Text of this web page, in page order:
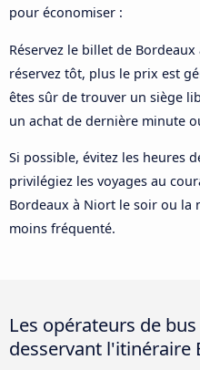
pour économiser :
Réservez le billet de
réservez tôt, plus le prix est
êtes sûr de trouver un siège
un achat de dernière minute
Si possible, évitez les heures
privilégiez les voyages au
Bordeaux à Niort le soir ou la
moins fréquenté.
Les opérateurs de
desservant l'itinéraire